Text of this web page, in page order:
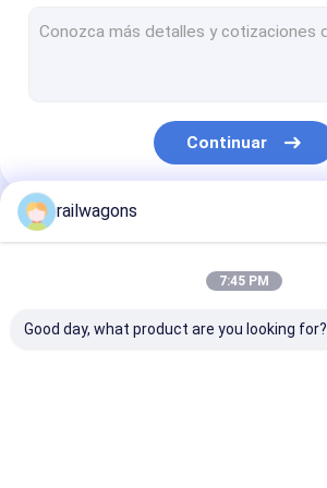
Árboles de rueda de carro
Piezas ferroviarias del carretón
Continuar
Nuestras Categorías
railwagons
7:45 PM
Good day, what product are you looking for?